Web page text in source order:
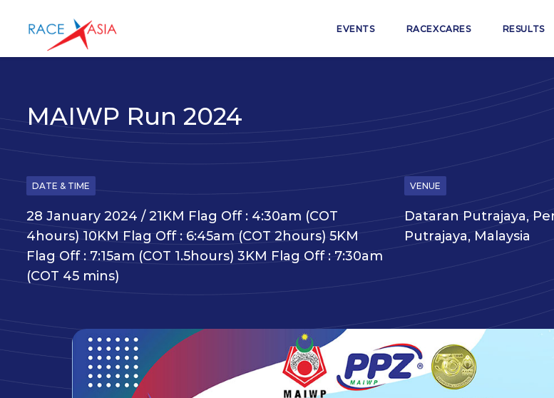
EVENTS RACEXCARES RESULTS
MAIWP Run 2024
DATE & TIME
28 January 2024 / 21KM Flag Off : 4:30am (COT
4hours) 10KM Flag Off : 6:45am (COT 2hours) 5KM
Flag Off : 7:15am (COT 1.5hours) 3KM Flag Off : 7:30am
(COT 45 mins)
VENUE
Dataran Putrajaya,
Putrajaya, Malaysia